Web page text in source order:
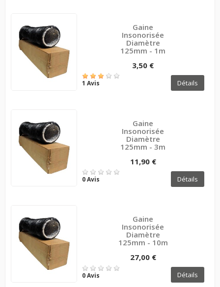
Gaine
Insonorisée
Diamètre
125mm - 1m
3,50 €
1 Avis Détails
Gaine
Insonorisée
Diamètre
125mm - 3m
11,90 €
0 Avis Détails
Gaine
Insonorisée
Diamètre
125mm - 10m
27,00 €
0 Avis Détails